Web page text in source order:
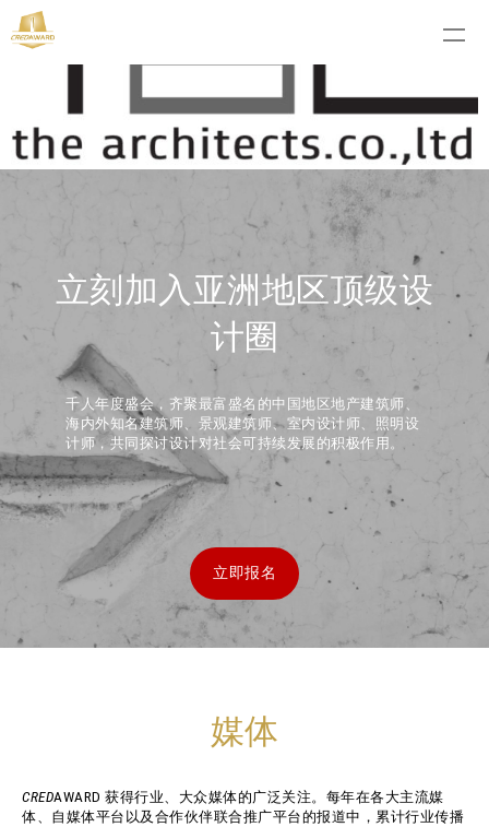
立刻加入亚洲地区顶级设
计圈
千人年度盛会，齐聚最富盛名的中国地区地产建筑师、
海内外知名建筑师、景观建筑师、室内设计师、照明设
计师，共同探讨设计对社会可持续发展的积极作用。
立即报名
媒体
CREDAWARD 获得行业、大众媒体的广泛关注。每年在各大主流媒
体、自媒体平台以及合作伙伴联合推广平台的报道中，累计行业传播